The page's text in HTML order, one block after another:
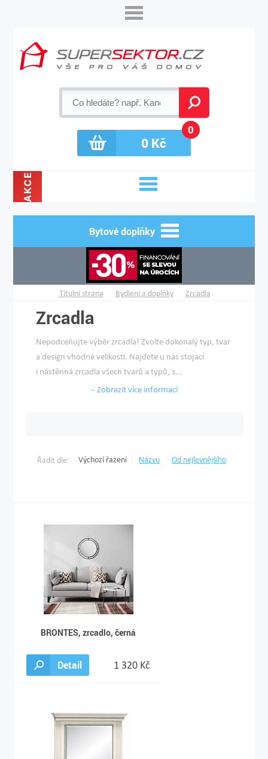
0Kč
0
AKCE
Bytové doplňky
Titulní strana Bydlení a doplňky Zrcadla
Zrcadla
Nepodceňujte výběr zrcadla! Zvolte dokonalý typ, tvar
a design vhodné velikosti. Najdete u nás stojací
i nástěnná zrcadla všech tvarů a typů, s...
Zobrazit více informací
Řadit dle: Výchozí řazení Názvu Od nejlevnějšího
BRONTES, zrcadlo, černá
Detail 1 320 Kč